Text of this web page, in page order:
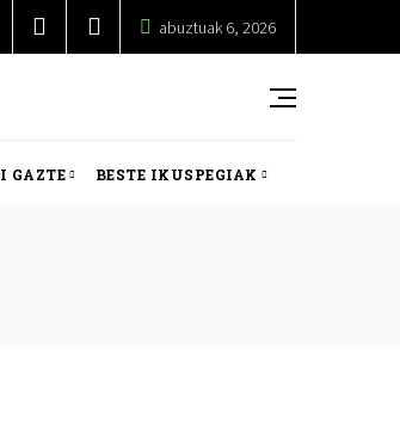
abuztuak 6, 2026
I GAZTE BESTE IKUSPEGIAK